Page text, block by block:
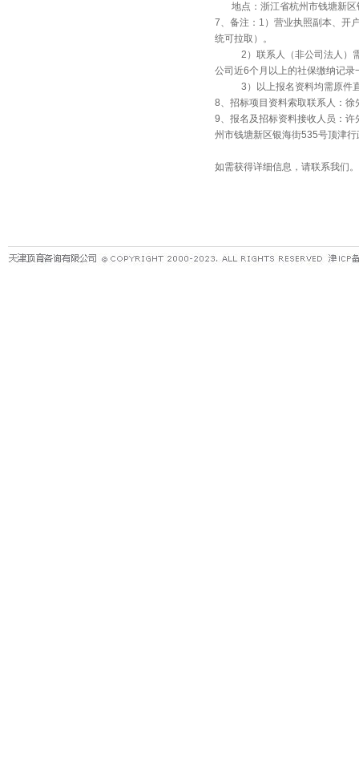
地点：浙江省杭州市钱塘新区
7、备注：1）营业执照副本、开
统可拉取）。
2）联系人（非公司法人）需
公司近6个月以上的社保缴纳记录
3）以上报名资料均需原件直
8、招标项目资料索取联系人：
9、报名及招标资料接收人员：
州市钱塘新区银海街535号顶津
如需获得详细信息，请联系我们。